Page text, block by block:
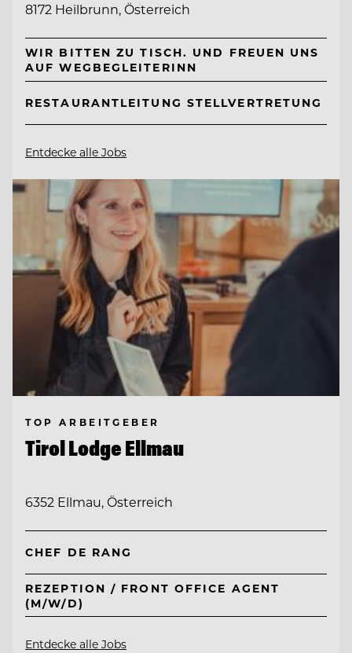
8172 Heilbrunn, Österreich
WIR BITTEN ZU TISCH. UND FREUEN UNS
AUF WEGBEGLEITERINN
RESTAURANTLEITUNG STELLVERTRETUNG
Entdecke alle Jobs
TOP ARBEITGEBER
Tirol Lodge Ellmau
6352 Ellmau, Österreich
CHEF DE RANG
REZEPTION / FRONT OFFICE AGENT
(M/W/D)
Entdecke alle Jobs